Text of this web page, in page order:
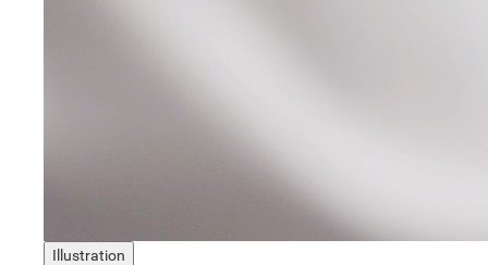
Illustration